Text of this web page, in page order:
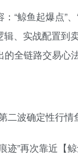
“鲸鱼起爆点”
、实战配置到
全链路交易心法
二波确定性行
迹”再次靠近【